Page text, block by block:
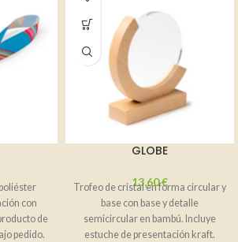
con
de
pedido.
GLOBE
13,60€
Trofeo de cristal en forma circular y
base con base y detalle
semicircular en bambú. Incluye
estuche de presentación kraft.